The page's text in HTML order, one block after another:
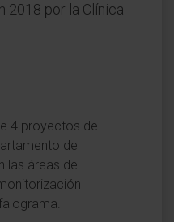
2018 por la Clínica
4 proyectos de
de
las áreas de